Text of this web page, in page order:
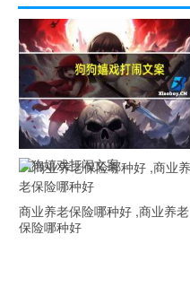
狗狗嬉戏打闹文案
商业养老保险哪种好 ,商业养老
保险哪种好